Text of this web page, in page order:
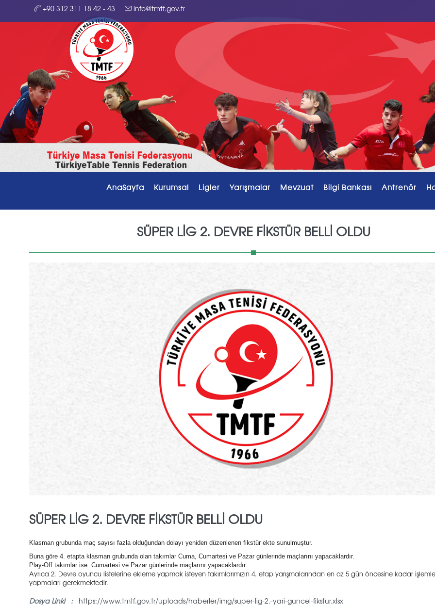
+90 312 311 18 42 - 43 info@tmtf.gov.tr
AnaSayfa Kurumsal Ligler Yarışmalar Mevzuat Bilgi Bankası Antrenör
SÜPER LİG 2. DEVRE FIKSTÜR BELLI OLDU
SÜPER LİG 2. DEVRE FIKSTÜR BELLI OLDU
Klasman grubunda maç sayısı fazla olduğundan dolayı yeniden düzenlenen fikstür ekte sunulmuştur.
Buna göre 4. etapta klasman grubunda olan takımlar Cuma, Cumartesi ve Pazar günlerinde maçlarını yapacaklardır.
Play-Off takımlar ise Cumartesi ve Pazar günlerinde maçlarını yapacaklardır.
Ayrıca 2. Devre oyuncu listelerine ekleme yapmak isteyen takımlarımızın 4. etap yarışmalarından en az 5 gün öncesine kadar
yapmaları gerekmektedir.
Dosya Linki : https://www.tmtf.gov.tr/uploads/haberler/img/super-lig-2.-yari-guncel-fikstur.xlsx